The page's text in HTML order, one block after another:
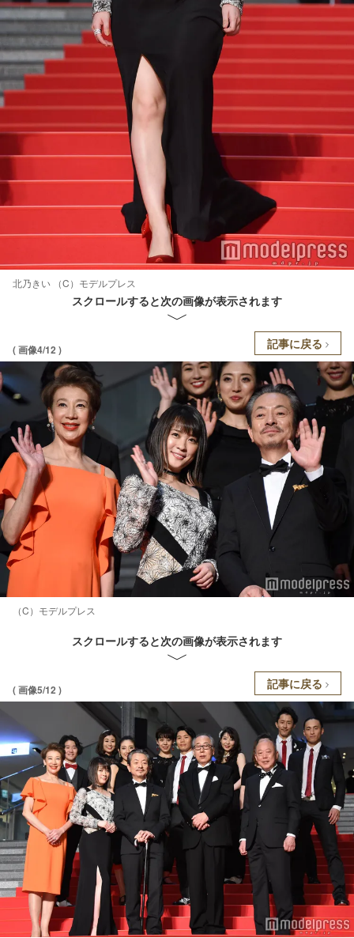
北乃きい （C）モデルプレス
スクロールすると次の画像が表示されます
( 画像4/12 ) 記事に戻る
（C）モデルプレス
スクロールすると次の画像が表示されます
( 画像5/12 ) 記事に戻る